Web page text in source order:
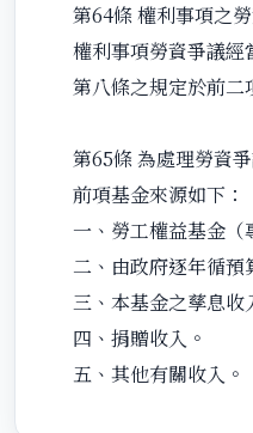
第64條 權利事項之
權利事項勞資爭議經
第八條之規定於前二
第65條 為處理勞資
前項基金來源如下：
一、勞工權益基金（
二、由政府逐年循預
三、本基金之孳息收
四、捐贈收入。
五、其他有關收入。